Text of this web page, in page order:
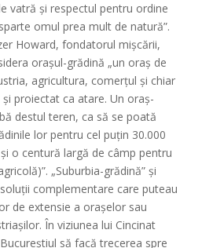
vatră și respectul pentru ordine
omul prea mult de natură”.
Howard, fondatorul mișcării,
orașul-grădină „un oraș de
agricultura, comerțul și chiar
proiectat ca atare. Un oraș-
destul teren, ca să se poată
lor pentru cel puțin 30.000
o centură largă de câmp pentru
„Suburbia-grădină” și
complementare care puteau
de extensie a orașelor sau
În viziunea lui Cincinat
să facă trecerea spre